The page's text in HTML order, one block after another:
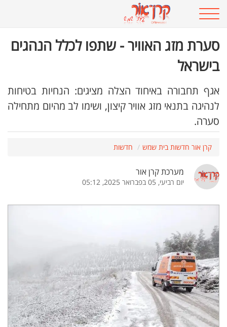
סערת מזג האוויר - שתפו לכלל הנהגים
בישראל
אגף תחבורה באיחוד הצלה מציגים: הנחיות בטיחות
לנהיגה בתנאי מזג אוויר קיצון, ושימו לב מהיום מתחילה
סערה.
קרן אור חדשות בית שמש חדשות
מערכת קרן אור
יום רביעי, 05 בפברואר 2025, 05:12